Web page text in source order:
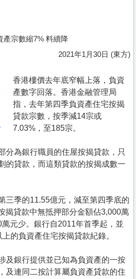
產宗數縮7% 料續降
2021年1月30日 (東方)
香港樓價去年底窄幅上落，負資
產數字回落。香港金融管理局
指，去年第四季負資產住宅按揭
貸款宗數，按季減14宗或
7.03%，至185宗。
分為銀行職員的住屋按揭貸款，只
的貸款，而這類貸款的按揭成數一
三季的11.55億元，減至第四季底的
揭貸款中無抵押部分金額佔3,000萬
元少。銀行自2011年首季起，並
的負資產住宅按揭貸款紀錄。
及銀行提供並已知為負資產的一按
及連同二按計算屬負資產貸款的住